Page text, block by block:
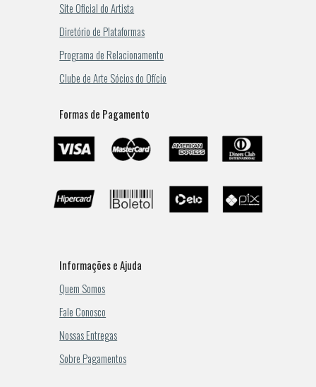
Site Oficial do Artista
Diretório de Plataformas
Programa de Relacionamento
Clube de Arte Sócios do Ofício
Formas de Pagamento
Informações e Ajuda
Quem Somos
Fale Conosco
Nossas Entregas
Sobre Pagamentos